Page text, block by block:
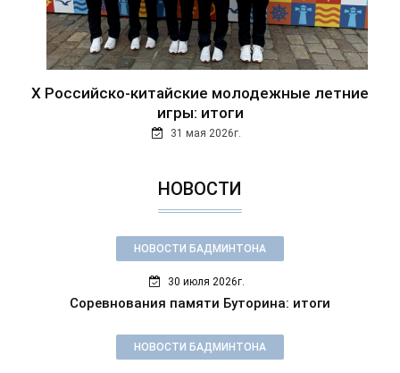
Х Российско-китайские молодежные летние
игры: итоги
31 мая 2026г.
НОВОСТИ
НОВОСТИ БАДМИНТОНА
30 июля 2026г.
Соревнования памяти Буторина: итоги
НОВОСТИ БАДМИНТОНА